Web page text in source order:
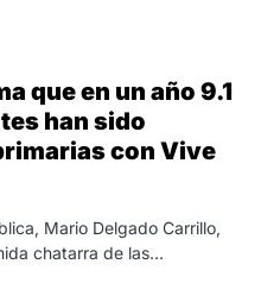
que en un año 9.1
han sido
con Vive
Mario Delgado Carrillo,
chatarra de las…